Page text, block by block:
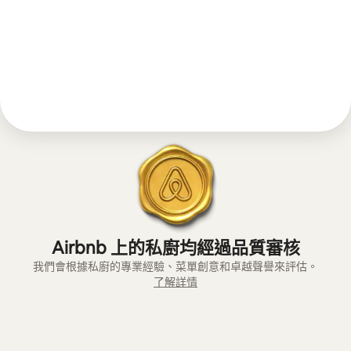
Airbnb 上的私廚均經過品質審核
我們會根據私廚的專業經驗、菜單創意和卓越聲譽來評估。
了解詳情